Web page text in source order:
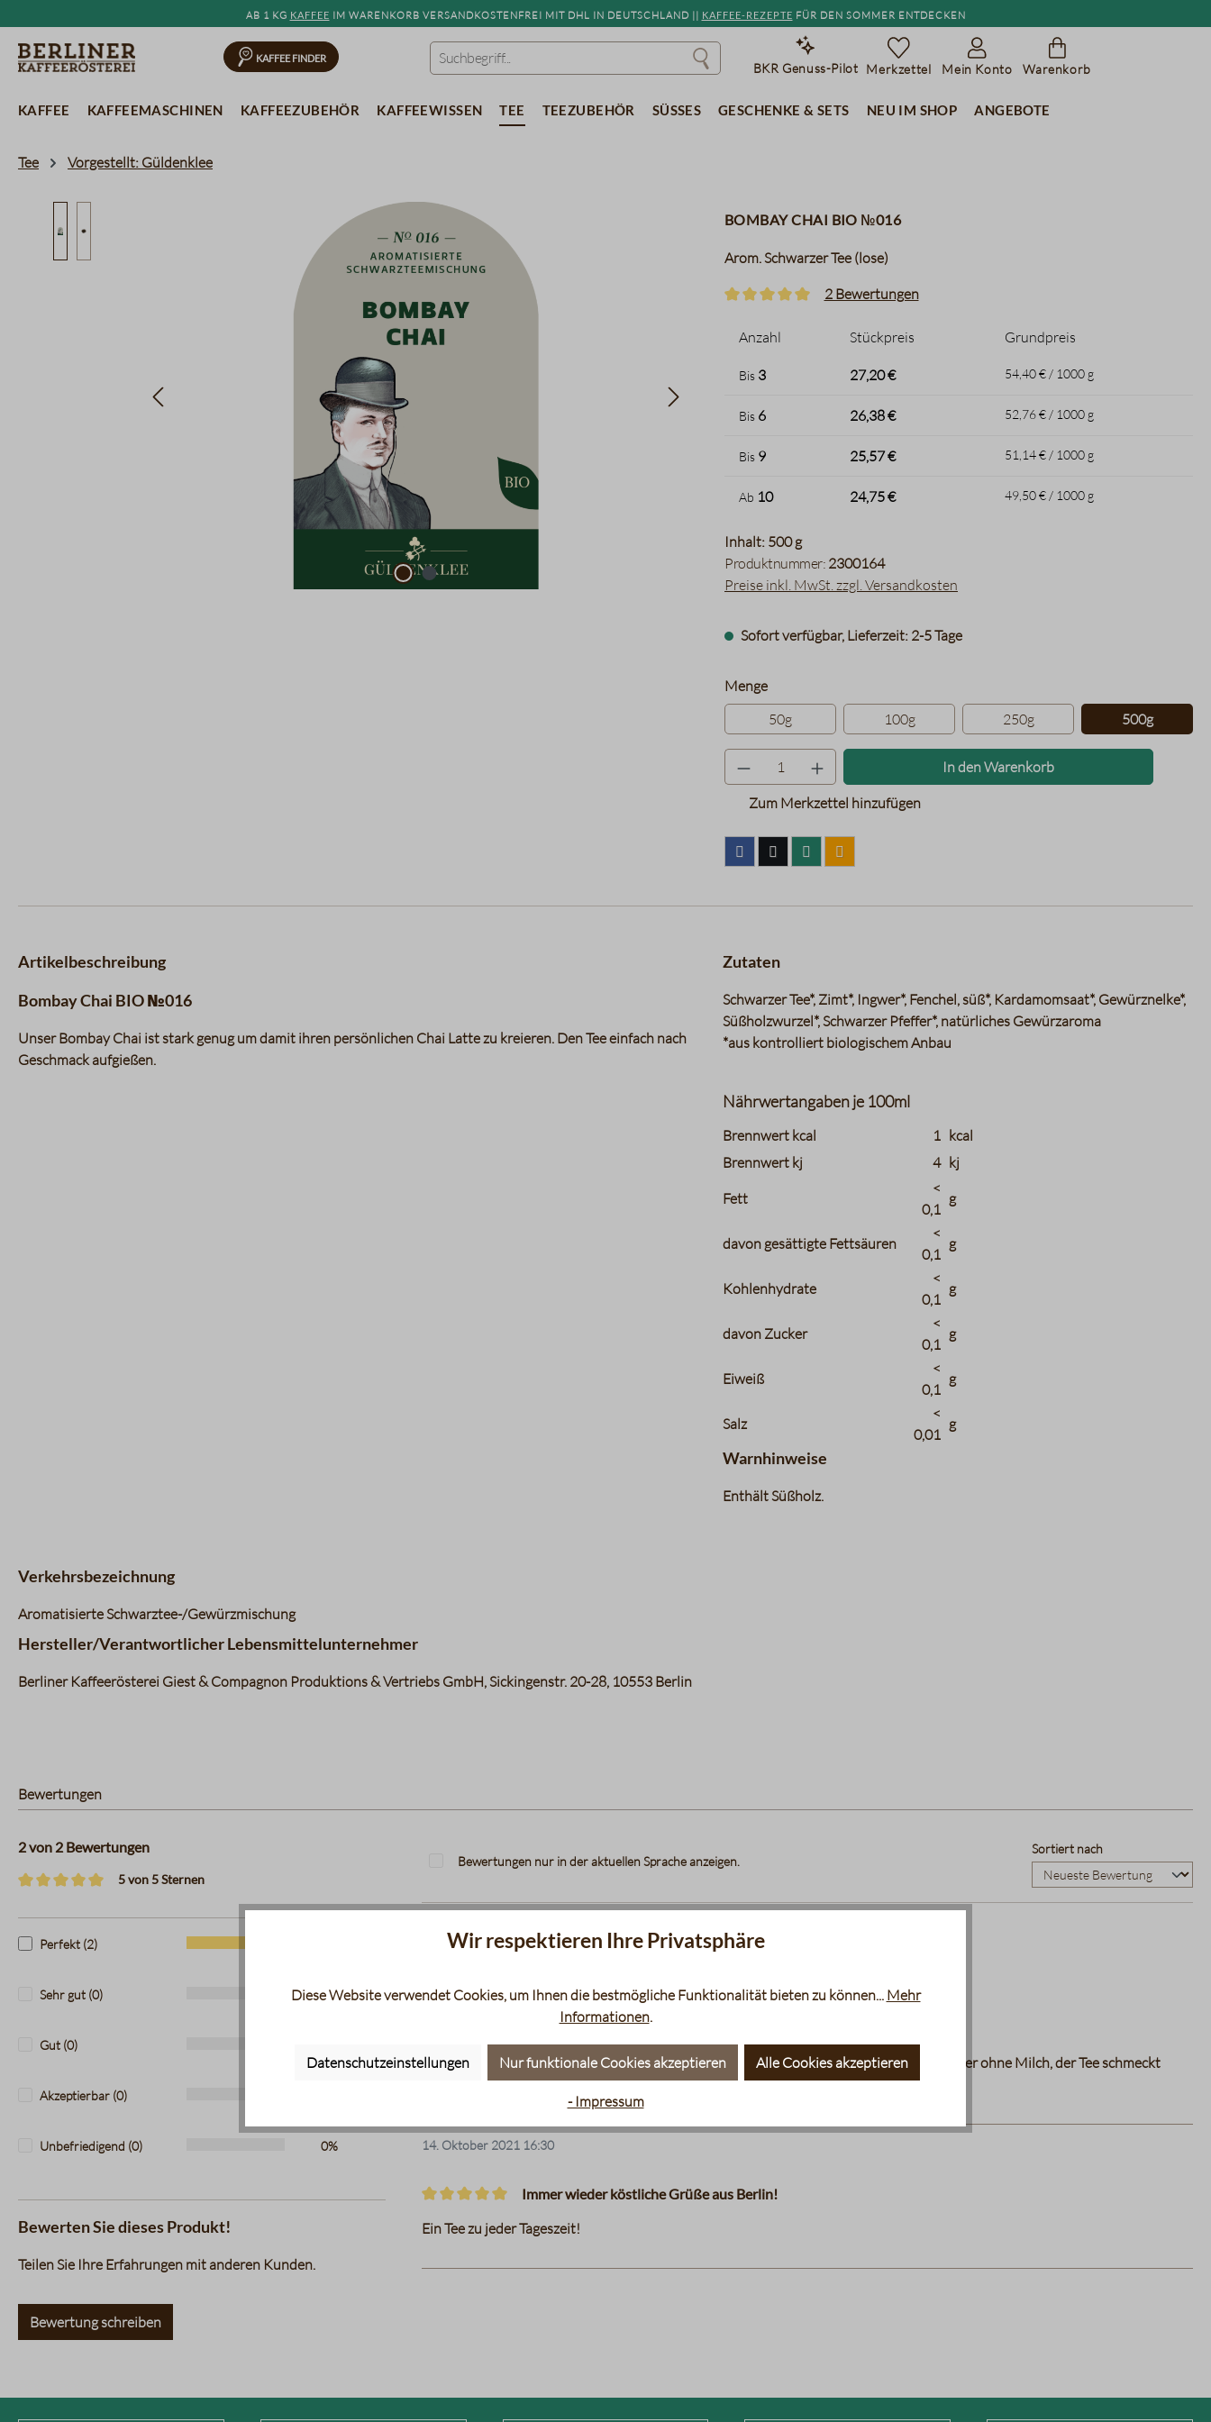
Zur Hauptnavigation springenAb 1 kg Kaffee im Warenkorb versandkostenfrei mit DHL in Deutschland || Kaffee-Rezepte für den Sommer entdecken
Kaffee Finder
BKR Genuss-Pilot Merkzettel Mein Konto Warenkorb
Kaffee Kaffeemaschinen Kaffeezubehör Kaffeewissen Tee Teezubehör Süßes Geschenke & Sets Neu im Shop Angebote
Tee Vorgestellt: Güldenklee
Bombay Chai BIO №016
Arom. Schwarzer Tee (lose)
2 Bewertungen
Anzahl Stückpreis Grundpreis
Bis 3 27,20 € 54,40 € / 1000 g
Bis 6 26,38 € 52,76 € / 1000 g
Bis 9 25,57 € 51,14 € / 1000 g
Ab 10 24,75 € 49,50 € / 1000 g
Inhalt: 500 g
Produktnummer: 2300164
Preise inkl. MwSt. zzgl. Versandkosten
Sofort verfügbar, Lieferzeit: 2-5 Tage
Mengeauswählen
50g
100g 250g 500g
Produkt Anzahl: Gib den gewünschten
In den Warenkorb
Zum Merkzettel hinzufügen
Artikelbeschreibung
Bombay Chai BIO №016
Unser Bombay Chai ist stark genug um damit ihren persönlichen Chai Latte zu kreieren. Den Tee einfach nach
Geschmack aufgießen.
Zutaten
Schwarzer Tee*, Zimt*, Ingwer*, Fenchel, süß*, Kardamomsaat*, Gewürznelke*,
Süßholzwurzel*, Schwarzer Pfeffer*, natürliches Gewürzaroma
*aus kontrolliert biologischem Anbau
Nährwertangaben je 100ml
charts.nutritions.header_name charts.nutritions.header_value
Brennwert kcal 1 kcal
Brennwert kj
4 kj
Fett
<
0,1
g
davon gesättigte Fettsäuren
<
0,1
g
Kohlenhydrate
<
0,1
g
davon Zucker
<
0,1
g
Eiweiß
<
0,1
g
Salz
<
0,01
g
Warnhinweise
Enthält Süßholz.
Verkehrsbezeichnung
Aromatisierte Schwarztee-/Gewürzmischung
Hersteller/Verantwortlicher Lebensmittelunternehmer
Berliner Kaffeerösterei Giest & Compagnon Produktions & Vertriebs GmbH, Sickingenstr. 20-28, 10553 Berlin
Bewertungen
2 von 2 Bewertungen
Durchschnittliche Bewertung von 5 von 5 Sternen
5 von 5 Sternen
Perfekt (2)
Sehr gut (0) 0%
Gut (0)
Akzeptierbar (0)
Unbefriedigend (0) 0%
Bewerten Sie dieses Produkt!
Teilen Sie Ihre Erfahrungen mit anderen Kunden.
Bewertung schreiben
Bewertungen nur in der aktuellen Sprache anzeigen.
Sortiert nach
Bewertung mit 5 von 5 Sternen
Köstlich aufregender leichter Ter
Einmal getrunken und seit dem trinke ich keinen anderen schwarzen Tee mehr. Ob mit oder ohne Milch, der Tee schmeckt
leicht würzig, aufregend und einfach lecker!
14. Oktober 2021 16:30
Immer wieder köstliche Grüße aus Berlin!
Ein Tee zu jeder Tageszeit!
Wir respektieren Ihre Privatsphäre
Diese Website verwendet Cookies, um Ihnen die bestmögliche Funktionalität bieten zu können... Mehr
Informationen.
Datenschutzeinstellungen Nur funktionale Cookies akzeptieren Alle Cookies akzeptieren
- Impressum